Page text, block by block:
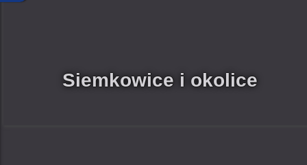
Siemkowice i okolice